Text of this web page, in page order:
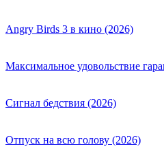
Angry Birds 3 в кино (2026)
Максимальное удовольствие
Сигнал бедствия (2026)
Отпуск на всю голову (2026)